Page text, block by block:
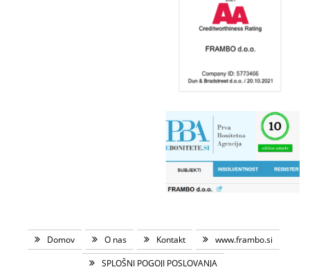
Domov O nas Kontakt
www.frambo.si
SPLOŠNI POGOJI POSLOVANJA